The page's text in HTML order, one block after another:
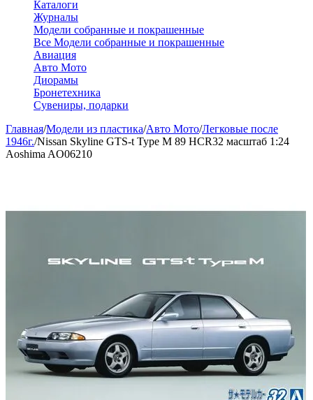
Каталоги
Журналы
Модели собранные и покрашенные
Все Модели собранные и покрашенные
Авиация
Авто Мото
Диорамы
Бронетехника
Сувениры, подарки
Главная/Модели из пластика/Авто Мото/Легковые после
1946г./Nissan Skyline GTS-t Type M 89 HCR32 масштаб 1:24
Aoshima AO06210